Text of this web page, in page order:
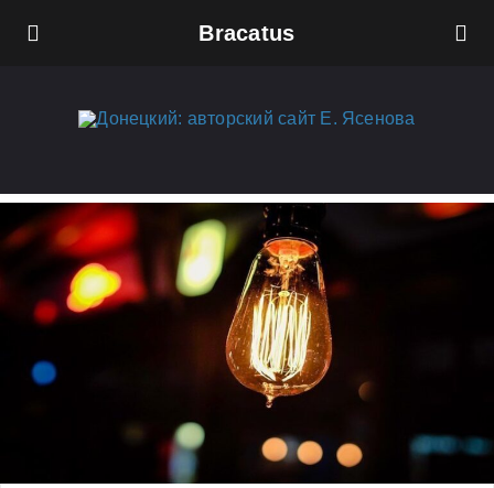
Bracatus